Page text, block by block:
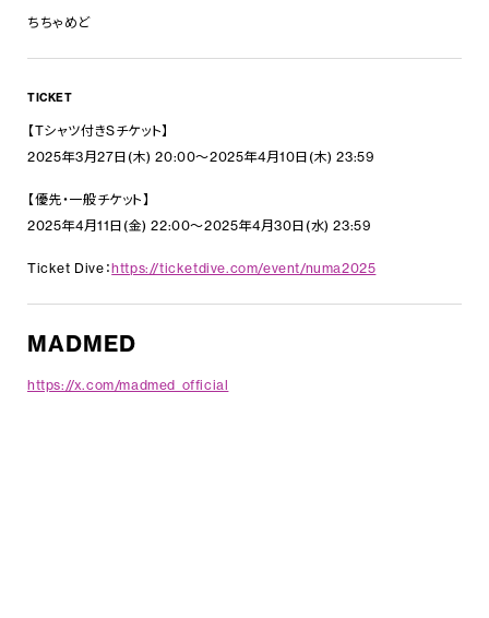
ちちゃめど
TICKET
【Tシャツ付きSチケット】
2025年3月27日(木) 20:00〜2025年4月10日(木) 23:59
【優先・一般チケット】
2025年4月11日(金) 22:00〜2025年4月30日(水) 23:59
Ticket Dive：https://ticketdive.com/event/numa2025
MADMED
https://x.com/madmed_official